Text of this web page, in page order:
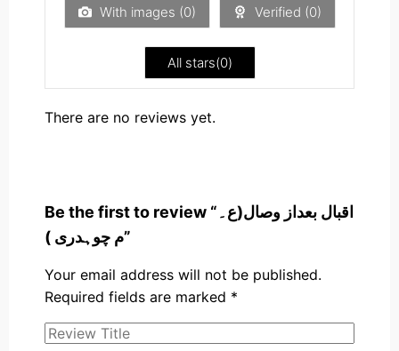
With images (0) Verified (0)
All stars(0)
There are no reviews yet.
Be the first to review “اقبال بعداز وصال(ع۔
م چوہدری )”
Your email address will not be published.
Required fields are marked *